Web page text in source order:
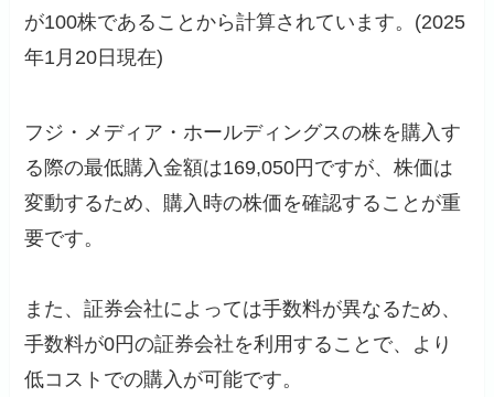
が100株であることから計算されています。(2025
年1月20日現在)
フジ・メディア・ホールディングスの株を購入す
る際の最低購入金額は169,050円ですが、株価は
変動するため、購入時の株価を確認することが重
要です。
また、証券会社によっては手数料が異なるため、
手数料が0円の証券会社を利用することで、より
低コストでの購入が可能です。